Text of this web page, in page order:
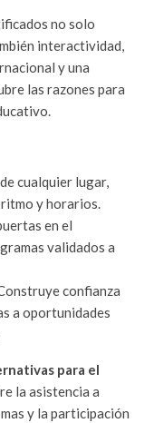
no solo
interactividad,
y una
las razones para
cualquier lugar,
y horarios.
en el
validados a
confianza
a oportunidades
para el
la asistencia a
y la participación